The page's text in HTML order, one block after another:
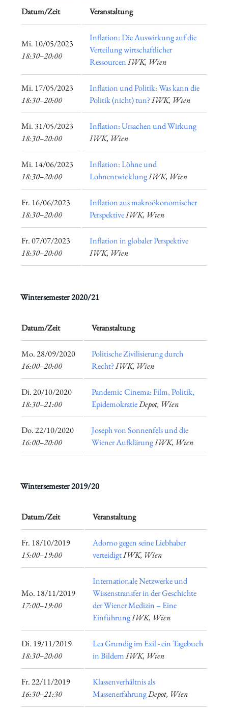
Datum/Zeit Veranstaltung
​Mi. 10/05/2023
18:30–20:00
Inflation: Die Auswirkung auf die
Verteilung wirtschaftlicher
RessourcenIWK, Wien
​Mi. 17/05/2023
18:30–20:00
Inflation und Politik: Was kann die
Politik (nicht) tun?IWK, Wien
​Mi. 31/05/2023
18:30–20:00
Inflation: Ursachen und Wirkung
IWK, Wien
​Mi. 14/06/2023
18:30–20:00
Inflation: Löhne und
LohnentwicklungIWK, Wien
​Fr. 16/06/2023
18:30–20:00
Inflation aus makroökonomischer
PerspektiveIWK, Wien
​Fr. 07/07/2023
18:30–20:00
Inflation in globaler Perspektive
IWK, Wien
Wintersemester 2020/21
Datum/Zeit Veranstaltung
​Mo. 28/09/2020
16:00–20:00
Politische Zivilisierung durch
Recht?IWK, Wien
​Di. 20/10/2020
18:30–21:00
Pandemic Cinema: Film, Politik,
EpidemokratieDepot, Wien
​Do. 22/10/2020
16:00–20:00
Joseph von Sonnenfels und die
Wiener AufklärungIWK, Wien
Wintersemester 2019/20
Datum/Zeit Veranstaltung
​Fr. 18/10/2019
15:00–19:00
Adorno gegen seine Liebhaber
verteidigtIWK, Wien
​Mo. 18/11/2019
17:00–19:00
Internationale Netzwerke und
Wissenstransfer in der Geschichte
der Wiener Medizin – Eine
EinführungIWK, Wien
​Di. 19/11/2019
18:30–20:00
Lea Grundig im Exil - ein Tagebuch
in BildernIWK, Wien
​Fr. 22/11/2019
16:30–21:30
Klassenverhältnis als
MassenerfahrungDepot, Wien